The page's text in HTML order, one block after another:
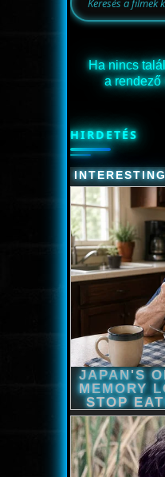
semmilyen jogsértő
Ha nincs
a rendező
HIRDETÉS